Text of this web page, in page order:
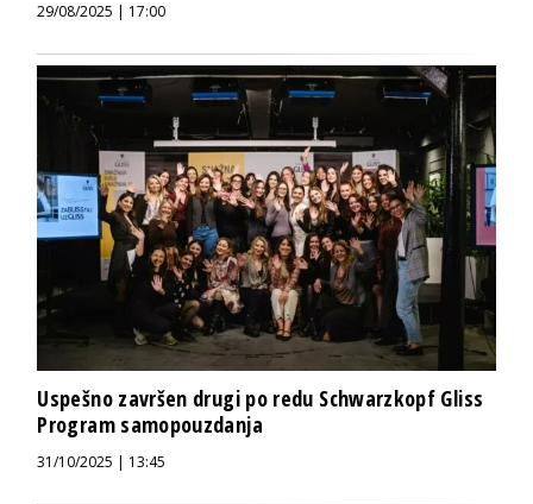
29/08/2025 | 17:00
Uspešno završen drugi po redu Schwarzkopf Gliss
Program samopouzdanja
31/10/2025 | 13:45